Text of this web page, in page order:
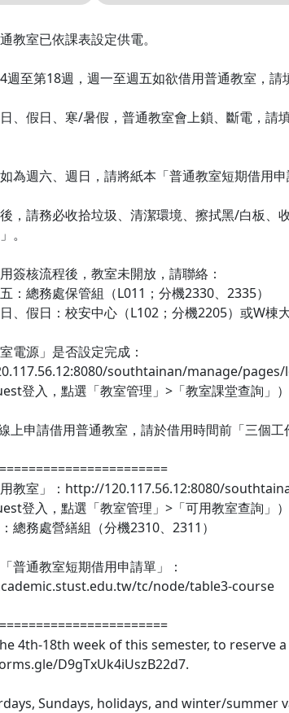
教室已依課表設定供電。
週至第18週，週一至週五如欲借用普通教室，
、假日、寒/暑假，普通教室會上鎖、斷電，請
為週六、週日，請將紙本「普通教室短期借用
，請務必收拾垃圾、清潔環境、擦拭黑/白板、
。
簽核流程後，教室未開放，請聯絡：
：總務處保管組（L011；分機2330、2335）
、假日：校安中心（L102；分機2205）或W棟
電源」是否設定完成：
southtainan/manage/
登入，點選「教室管理」>「教室課堂查詢」
上申請借用普通教室，請於借用時間前「三個
教室」：http://120.117.56.12:8080/
登入，點選「教室管理」>「可用教室查詢」
總務處營繕組（分機2310、2311）
普通教室短期借用申請單」：
tc/node/table3-course
4th-18th week of this semester, to reserve
D9gTxUk4iUszB22d7.
Sundays, holidays, and winter/